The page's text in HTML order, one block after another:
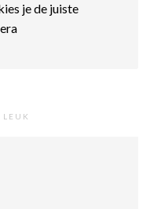
je de juiste
LEUK